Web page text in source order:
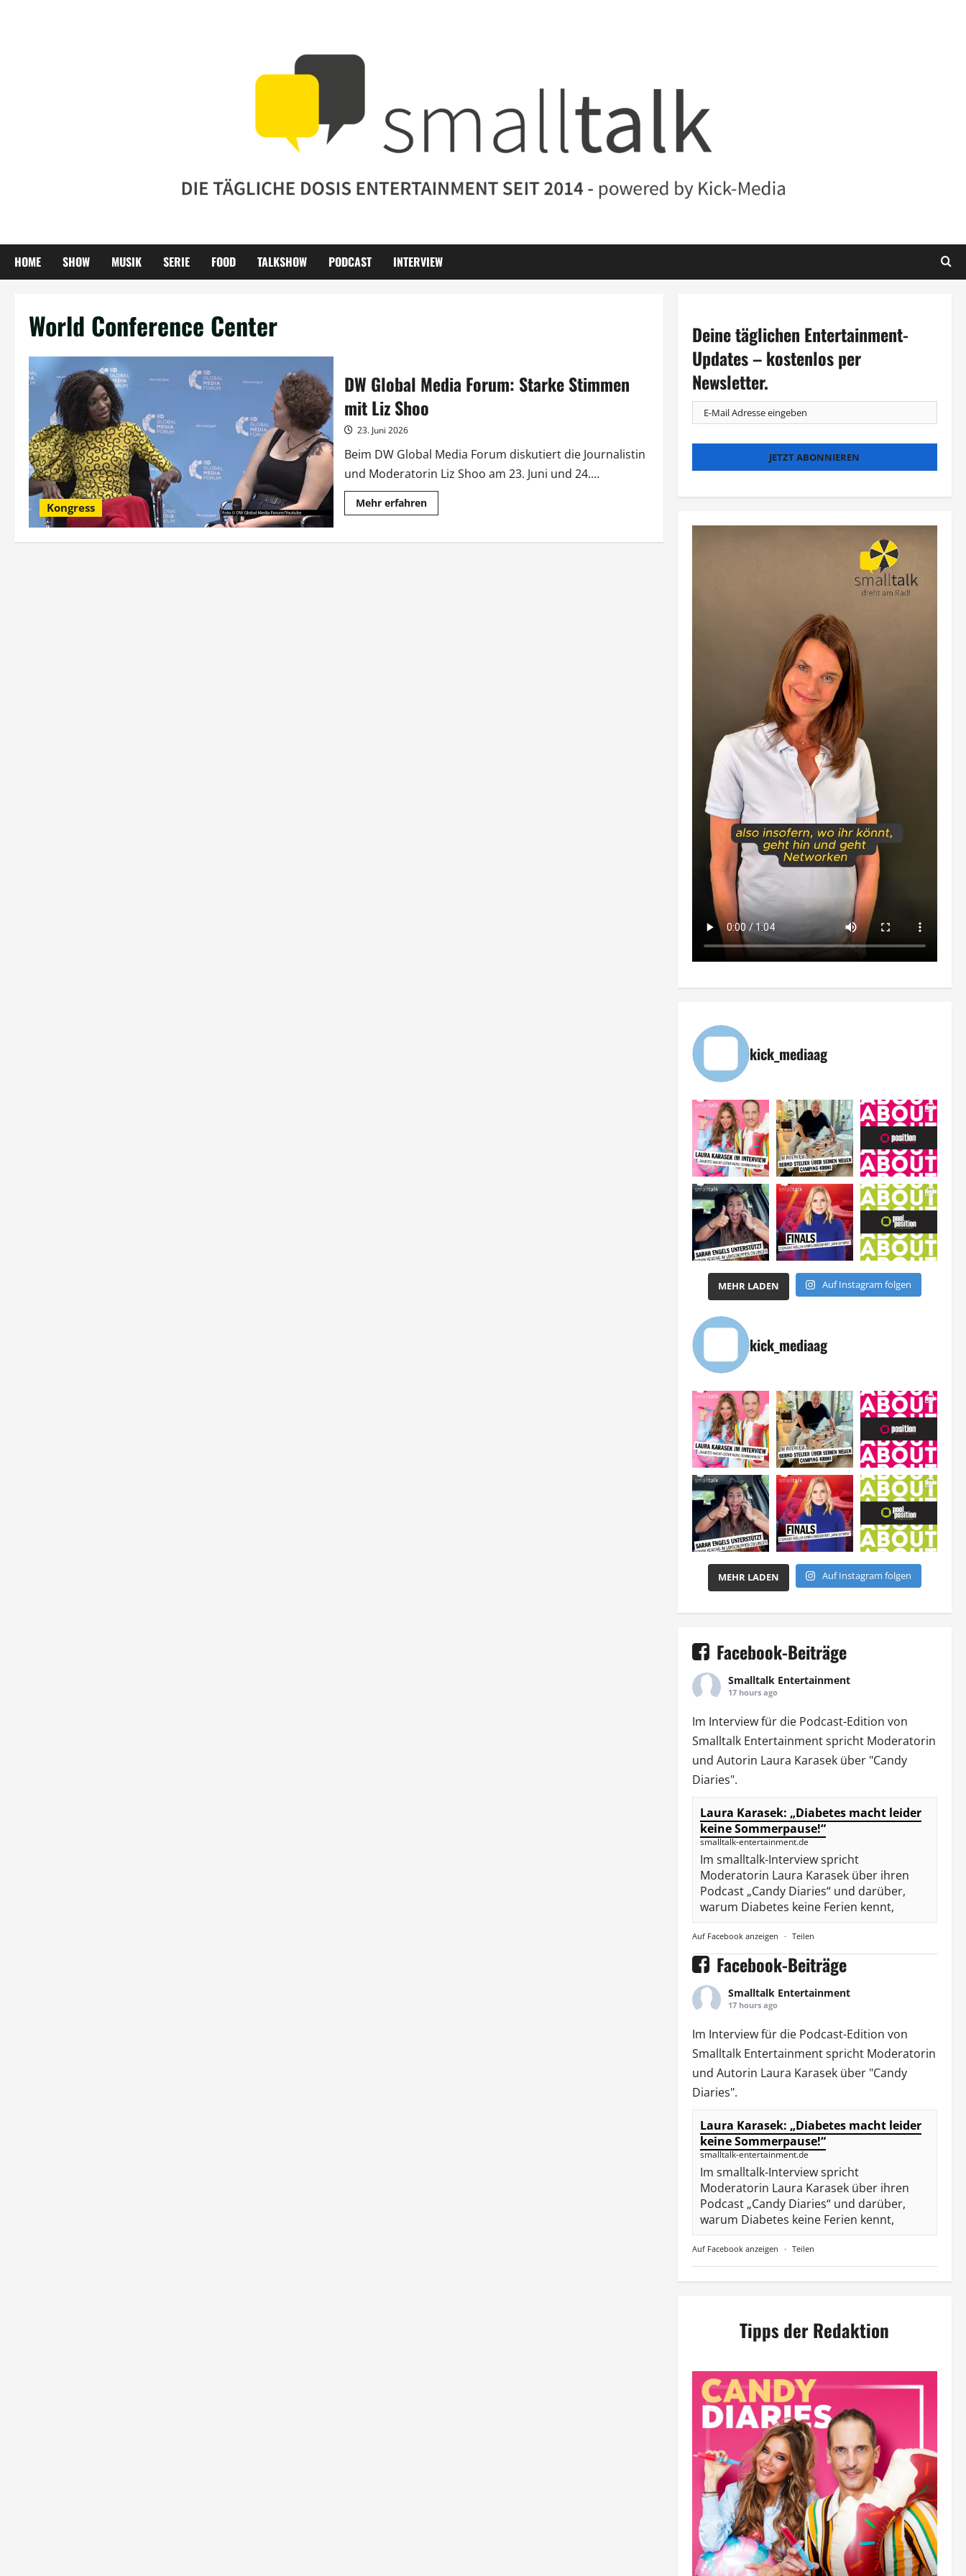
HOME SHOW MUSIK SERIE FOOD TALKSHOW PODCAST INTERVIEW
World Conference Center
Kongress
DW Global Media Forum: Starke Stimmen
mit Liz Shoo
23. Juni 2026
Beim DW Global Media Forum diskutiert die Journalistin
und Moderatorin Liz Shoo am 23. Juni und 24....
Mehr erfahrenMehr
Informationen
Global
Deine täglichen Entertainment-
Updates – kostenlos per
Newsletter.
kick_mediaag
MEHR LADEN Auf Instagram folgen
kick_mediaag
MEHR LADEN Auf Instagram folgen
Facebook-Beiträge
Smalltalk Entertainment
17 hours ago
Im Interview für die Podcast-Edition von
Smalltalk Entertainmentspricht Moderatorin
und Autorin Laura Karaseküber "Candy
Diaries".
Laura Karasek: „Diabetes macht leider
keine Sommerpause!“
smalltalk-entertainment.de
Im smalltalk-Interview spricht
Moderatorin Laura Karasek über ihren
Podcast „Candy Diaries“ und darüber,
warum Diabetes keine Ferien kennt,
Auf Facebook anzeigen · Teilen
Facebook-Beiträge
Smalltalk Entertainment
17 hours ago
Im Interview für die Podcast-Edition von
Smalltalk Entertainmentspricht Moderatorin
und Autorin Laura Karaseküber "Candy
Diaries".
Laura Karasek: „Diabetes macht leider
keine Sommerpause!“
smalltalk-entertainment.de
Im smalltalk-Interview spricht
Moderatorin Laura Karasek über ihren
Podcast „Candy Diaries“ und darüber,
warum Diabetes keine Ferien kennt,
Auf Facebook anzeigen · Teilen
Tipps der Redaktion